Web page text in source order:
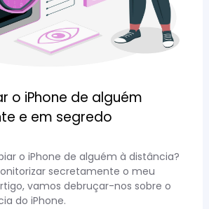
o iPhone de alguém
e em segredo
o iPhone de alguém à distância?
secretamente o meu
vamos debruçar-nos sobre o
do iPhone.